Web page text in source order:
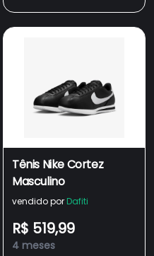
Tênis Nike Cortez
Masculino
vendido por Dafiti
R$ 519,99
4 meses